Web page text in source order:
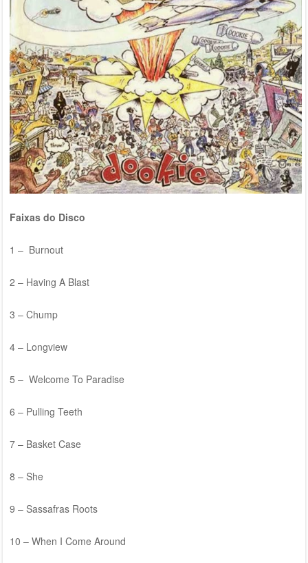
Faixas do Disco
1 – Burnout
2 – Having A Blast
3 – Chump
4 – Longview
5 – Welcome To Paradise
6 – Pulling Teeth
7 – Basket Case
8 – She
9 – Sassafras Roots
10 – When I Come Around